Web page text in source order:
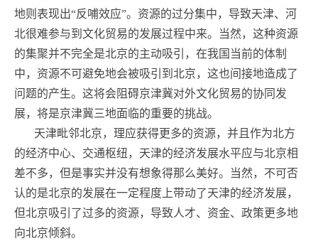
地则表现出“反哺效应”。资源的过分集中，导致天津、河
北很难参与到文化贸易的发展过程中来。当然，这种资源
的集聚并不完全是北京的主动吸引，在我国当前的体制
中，资源不可避免地会被吸引到北京，这也间接地造成了
问题的产生。这将会阻碍京津冀对外文化贸易的协同发
展，将是京津冀三地面临的重要的挑战。
天津毗邻北京，理应获得更多的资源，并且作为北方
的经济中心、交通枢纽，天津的经济发展水平应与北京相
差不多，但是事实并没有想象得那么美好。当然，不可否
认的是北京的发展在一定程度上带动了天津的经济发展，
但北京吸引了过多的资源，导致人才、资金、政策更多地
向北京倾斜。